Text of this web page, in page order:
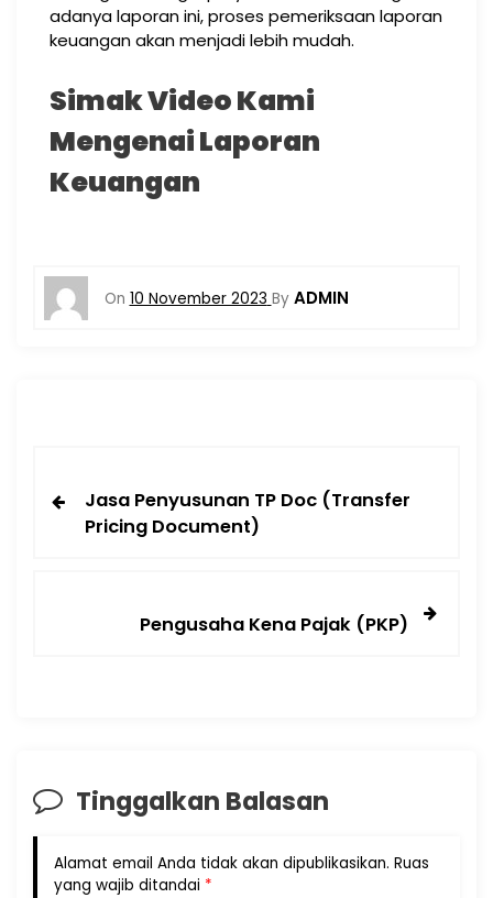
adanya laporan ini, proses pemeriksaan laporan
keuangan akan menjadi lebih mudah.
Simak Video Kami
Mengenai Laporan
Keuangan
On 10 November 2023 By ADMIN
Jasa Penyusunan TP Doc (Transfer
Pricing Document)
Pengusaha Kena Pajak (PKP)
Tinggalkan Balasan
Alamat email Anda tidak akan dipublikasikan. Ruas
yang wajib ditandai *